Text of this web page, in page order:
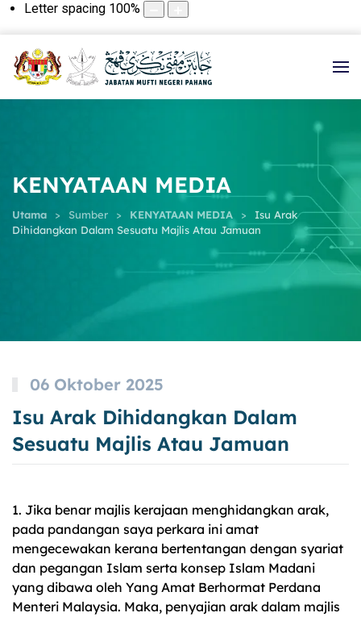
Letter spacing 100%
KENYATAAN MEDIA
Utama Sumber KENYATAAN MEDIA
Isu Arak
Dihidangkan Dalam Sesuatu Majlis Atau Jamuan
06 Oktober 2025
Isu Arak Dihidangkan Dalam
Sesuatu Majlis Atau Jamuan
1. Jika benar majlis kerajaan menghidangkan arak,
pada pandangan saya perkara ini amat
mengecewakan kerana bertentangan dengan syariat
dan pegangan Islam serta konsep Islam Madani
yang dibawa oleh Yang Amat Berhormat Perdana
Menteri Malaysia. Maka, penyajian arak dalam majlis